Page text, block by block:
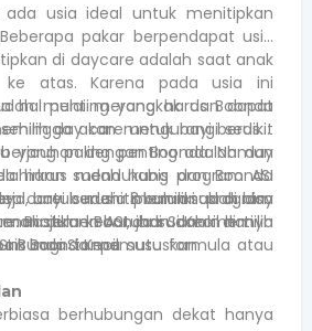
ada usia ideal untuk menitipkan
pakar berpendapat usia
di daycare adalah saat anak
atas. Karena pada usia ini
mulai merangkak dan dapat
akan mengurangi sedikit
dengan Boonda. Namun
sudah habis dan Boonda
bayi berusia 3 bulan sudah bisa
Pastikan Boonda sudah memilih
bagi Si Kecil.
hal penting yang harus Boonda
day care untuk bayi berusia
yang paling penting adalah day
harus mendukung program ASI
care sudah memiliki program
ASI, jadi Si Kecil hanya
Bunda tanpa susu formula atau
untuk menitipkan anak di day
dulu kebutuhan anak di tiap
Boonda memutuskan.
berhubungan dekat hanya